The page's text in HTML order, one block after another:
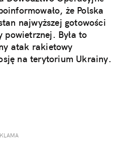
że Polska
najwyższej gotowości
powietrznej. Była to
atak rakietowy
na terytorium Ukrainy.